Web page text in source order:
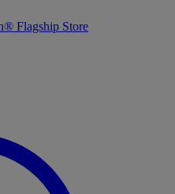
Flagship Store